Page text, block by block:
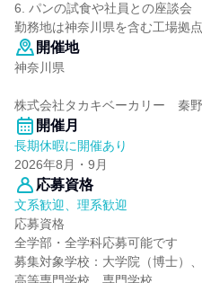
6. パンの試食や社員との座談会
勤務地は神奈川県を含む工場拠点
開催地
神奈川県
株式会社タカキベーカリー 秦
開催月
長期休暇に開催あり
2026年8月・9月
応募資格
文系歓迎、理系歓迎
応募資格
全学部・全学科応募可能です
募集対象学校：大学院（博士）